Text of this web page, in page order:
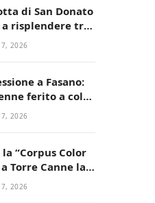
di San Donato
risplendere tra
e
7, 2026
a Fasano:
ferito a colpi
in casa
7, 2026
“Corpus Color
a Torre Canne la
allegra e
7, 2026